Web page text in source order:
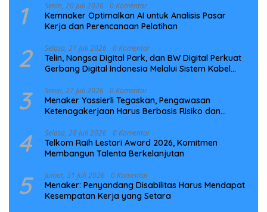
1 Senin, 20 Juli 2026 0 Komentar
Kemnaker Optimalkan AI untuk Analisis Pasar
Kerja dan Perencanaan Pelatihan
2 Selasa, 21 Juli 2026 0 Komentar
Telin, Nongsa Digital Park, dan BW Digital Perkuat
Gerbang Digital Indonesia Melalui Sistem Kabel
3 Senin, 27 Juli 2026 0 Komentar
Menaker Yassierli Tegaskan, Pengawasan
Ketenagakerjaan Harus Berbasis Risiko dan
4 Selasa, 28 Juli 2026 0 Komentar
Telkom Raih Lestari Award 2026, Komitmen
Membangun Talenta Berkelanjutan
5 Jumat, 31 Juli 2026 0 Komentar
Menaker: Penyandang Disabilitas Harus Mendapat
Kesempatan Kerja yang Setara